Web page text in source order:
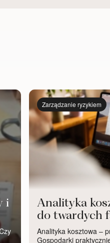
i
Zarządzanie ryzykiem
Analityka
do twardych
Analityka kosztowa –
Gospodarki